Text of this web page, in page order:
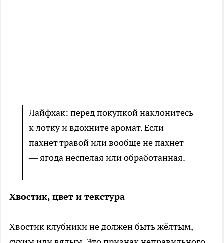
Лайфхак: перед покупкой наклонитесь
к лотку и вдохните аромат. Если
пахнет травой или вообще не пахнет
— ягода неспелая или обработанная.
Хвостик, цвет и текстура
Хвостик клубники не должен быть жёлтым,